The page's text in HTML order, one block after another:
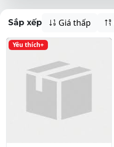
Sắp xếp Giá thấp
Yêu thích+